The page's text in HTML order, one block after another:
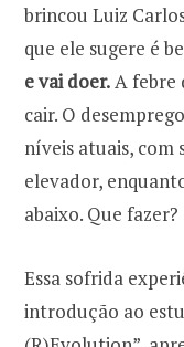
brincou Luiz
que ele sugere é
e vai doer.A febre
cair. O
níveis atuais, com
elevador,
abaixo. Que fazer?
Essa sofrida
introdução ao